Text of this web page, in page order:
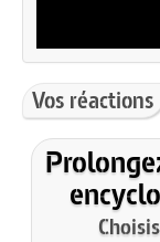
Vos réactions